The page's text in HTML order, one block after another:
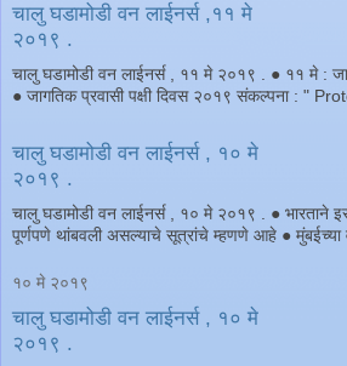
चालु घडामोडी वन लाईनर्स ,११ मे
२०१९ .
चालु घडामोडी वन लाईनर्स , ११ मे २०१९ . ● ११ मे :
● जागतिक प्रवासी पक्षी दिवस २०१९ संकल्पना : "
चालु घडामोडी वन लाईनर्स , ‌१० मे
२०१९ .
चालु घडामोडी वन लाईनर्स , ‌१० मे २०१९ . ● भारताने
पूर्णपणे थांबवली असल्याचे सूत्रांचे म्हणणे आहे ● मुंबईच्या
१० मे २०१९
चालु घडामोडी वन लाईनर्स , ‌१० मे
२०१९ .